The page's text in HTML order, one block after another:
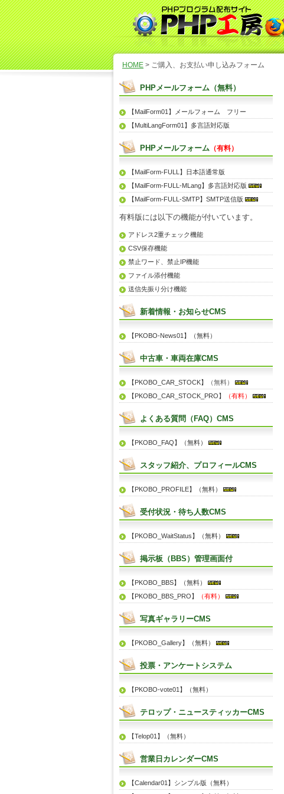
HOME > ご購入、お支払い申し込みフォーム
PHPメールフォーム（無料）
【MailForm01】メールフォーム フリー
【MultiLangForm01】多言語対応版
PHPメールフォーム （有料）
【MailForm-FULL】日本語通常版
【MailForm-FULL-MLang】多言語対応版
【MailForm-FULL-SMTP】SMTP送信版
有料版には以下の機能が付いています。
アドレス2重チェック機能
CSV保存機能
禁止ワード、禁止IP機能
ファイル添付機能
送信先振り分け機能
新着情報・お知らせCMS
【PKOBO-News01】（無料）
中古車・車両在庫CMS
【PKOBO_CAR_STOCK】
（無料）
【PKOBO_CAR_STOCK_PRO】
（有料）
よくある質問（FAQ）CMS
【PKOBO_FAQ】（無料）
スタッフ紹介、プロフィールCMS
【PKOBO_PROFILE】（無料）
受付状況・待ち人数CMS
【PKOBO_WaitStatus】（無料）
掲示板（BBS）管理画面付
【PKOBO_BBS】（無料）
【PKOBO_BBS_PRO】
（有料）
写真ギャラリーCMS
【PKOBO_Gallery】（無料）
投票・アンケートシステム
【PKOBO-vote01】（無料）
テロップ・ニュースティッカーCMS
【Telop01】（無料）
営業日カレンダーCMS
【Calendar01】シンプル版（無料）